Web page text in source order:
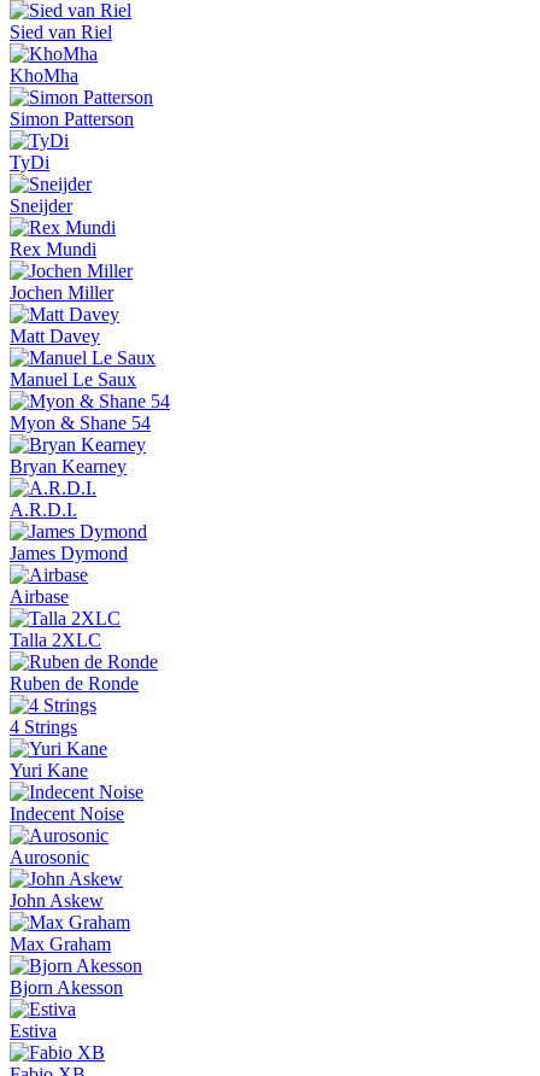
Sied van Riel
KhoMha
Simon Patterson
TyDi
Sneijder
Rex Mundi
Jochen Miller
Matt Davey
Manuel Le Saux
Myon & Shane 54
Bryan Kearney
A.R.D.I.
James Dymond
Airbase
Talla 2XLC
Ruben de Ronde
4 Strings
Yuri Kane
Indecent Noise
Aurosonic
John Askew
Max Graham
Bjorn Akesson
Estiva